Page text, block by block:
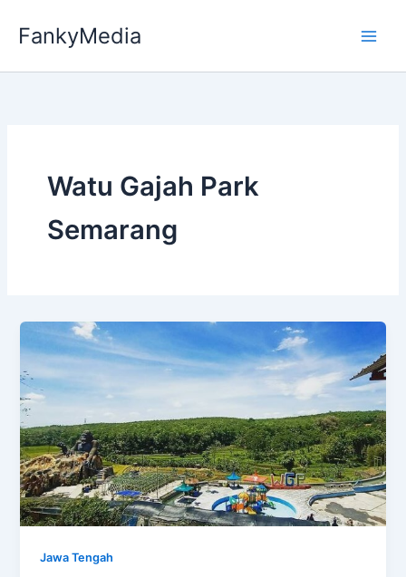
FankyMedia
Watu Gajah Park
Semarang
Jawa Tengah